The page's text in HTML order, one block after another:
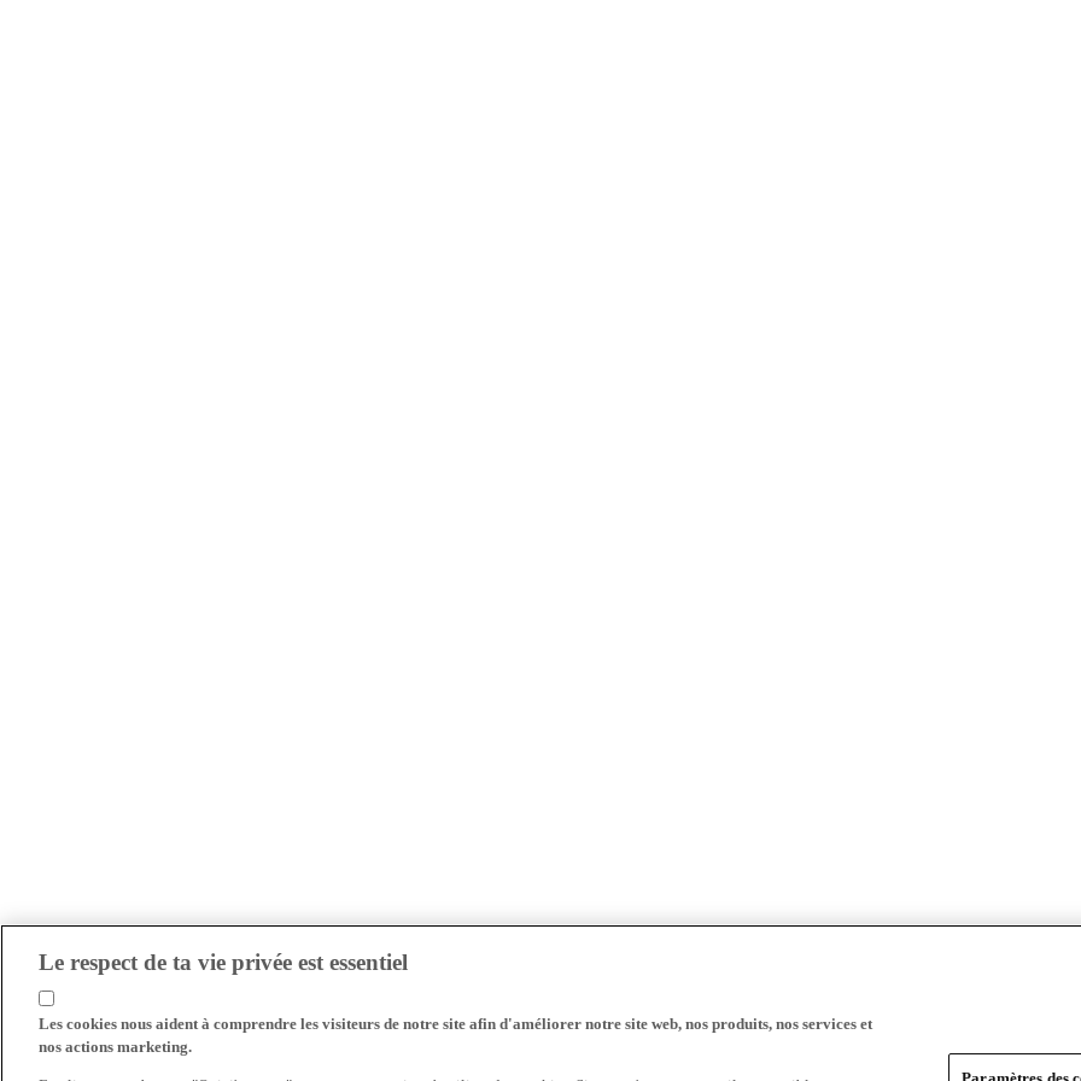
Le respect de ta vie privée est essentiel
Les cookies nous aident à comprendre les visiteurs de notre site afin d'améliorer notre site web, nos produits, nos services et
nos actions marketing.